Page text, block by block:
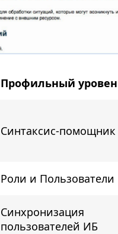
Профильный
Синтаксис-помощник
Роли и
Синхронизация
пользователей ИБ